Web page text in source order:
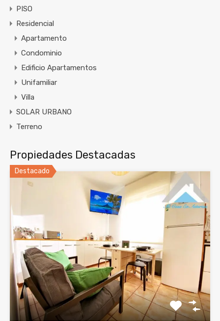
PISO
Residencial
Apartamento
Condominio
Edificio Apartamentos
Unifamiliar
Villa
SOLAR URBANO
Terreno
Propiedades Destacadas
Destacado